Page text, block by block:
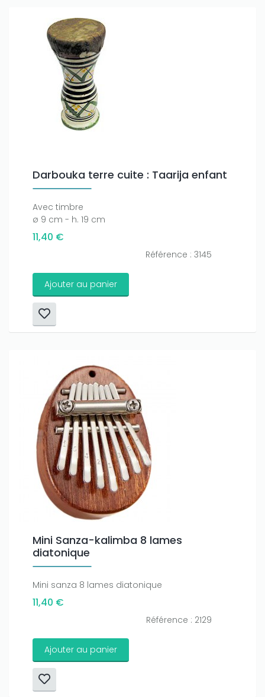
Darbouka terre cuite : Taarija enfant
Avec timbre
ø 9 cm - h. 19 cm
11,40 €
Référence : 3145
Ajouter au panier
Mini Sanza-kalimba 8 lames
diatonique
Mini sanza 8 lames diatonique
11,40 €
Référence : 2129
Ajouter au panier